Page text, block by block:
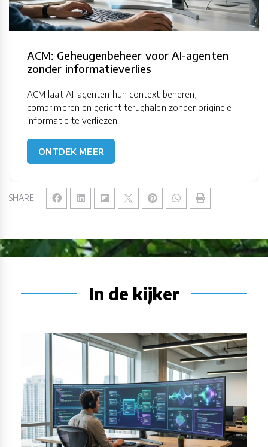
SHARE
ACM: Geheugenbeheer voor AI-agenten
zonder informatieverlies
ACM laat AI-agenten hun context beheren,
comprimeren en gericht terughalen zonder originele
informatie te verliezen.
ONTDEK MEER
In de kijker